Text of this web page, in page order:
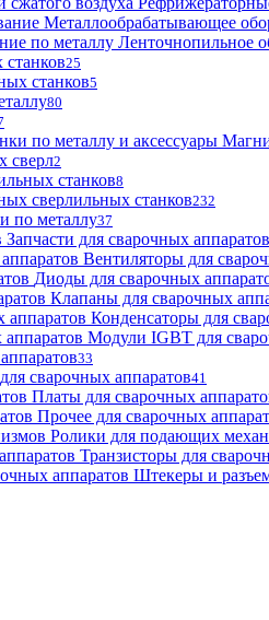
Металлообрабатывающее
Ленточнопильное
25
станков5
80
сверл2
станков8
сверлильных станков232
по металлу37
Запчасти для сварочных аппаратов
Вентиляторы для
Диоды для сварочных
Клапаны для сварочных
Конденсаторы для
Модули IGBT для
33
сварочных аппаратов41
Платы для сварочных
Прочее для сварочных
Ролики для подающих
Транзисторы для
Штекеры и